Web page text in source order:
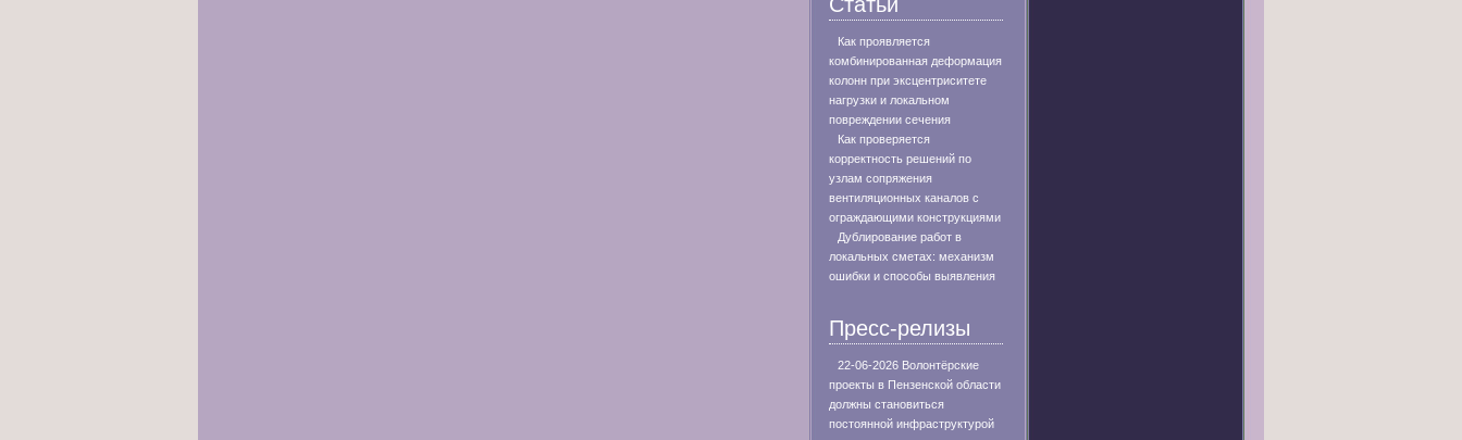
Как проявляется
комбинированная деформация
колонн при эксцентриситете
нагрузки и локальном
повреждении сечения
Как проверяется
корректность решений по
узлам сопряжения
вентиляционных каналов с
ограждающими конструкциями
Дублирование работ в
локальных сметах: механизм
ошибки и способы выявления
Пресс-релизы
22-06-2026 Волонтёрские
проекты в Пензенской области
должны становиться
постоянной инфраструктурой